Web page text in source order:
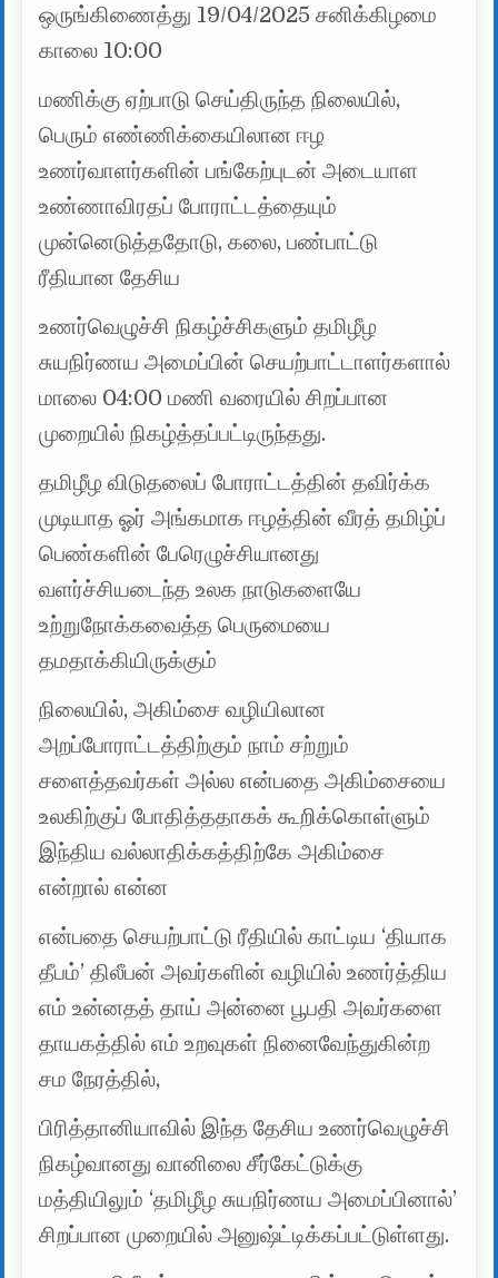
ஒருங்கிணைத்து 19/04/2025 சனிக்கிழமை
காலை 10:00
மணிக்கு ஏற்பாடு செய்திருந்த நிலையில்,
பெரும் எண்ணிக்கையிலான ஈழ
உணர்வாளர்களின் பங்கேற்புடன் அடையாள
உண்ணாவிரதப் போராட்டத்தையும்
முன்னெடுத்ததோடு, கலை, பண்பாட்டு
ரீதியான தேசிய
உணர்வெழுச்சி நிகழ்ச்சிகளும் தமிழீழ
சுயநிர்ணய அமைப்பின் செயற்பாட்டாளர்களால்
மாலை 04:00 மணி வரையில் சிறப்பான
முறையில் நிகழ்த்தப்பட்டிருந்தது.
தமிழீழ விடுதலைப் போராட்டத்தின் தவிர்க்க
முடியாத ஓர் அங்கமாக ஈழத்தின் வீரத் தமிழ்ப்
பெண்களின் பேரெழுச்சியானது
வளர்ச்சியடைந்த உலக நாடுகளையே
உற்றுநோக்கவைத்த பெருமையை
தமதாக்கியிருக்கும்
நிலையில், அகிம்சை வழியிலான
அறப்போராட்டத்திற்கும் நாம் சற்றும்
சளைத்தவர்கள் அல்ல என்பதை அகிம்சையை
உலகிற்குப் போதித்ததாகக் கூறிக்கொள்ளும்
இந்திய வல்லாதிக்கத்திற்கே அகிம்சை
என்றால் என்ன
என்பதை செயற்பாட்டு ரீதியில் காட்டிய ‘தியாக
தீபம்’ திலீபன் அவர்களின் வழியில் உணர்த்திய
எம் உன்னதத் தாய் அன்னை பூபதி அவர்களை
தாயகத்தில் எம் உறவுகள் நினைவேந்துகின்ற
சம நேரத்தில்,
பிரித்தானியாவில் இந்த தேசிய உணர்வெழுச்சி
நிகழ்வானது வானிலை சீர்கேட்டுக்கு
மத்தியிலும் ‘தமிழீழ சுயநிர்ணய அமைப்பினால்’
சிறப்பான முறையில் அனுஷ்ட்டிக்கப்பட்டுள்ளது.